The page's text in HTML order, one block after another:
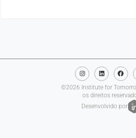
©2026 Institute for
os direitos
Desenvolvido por